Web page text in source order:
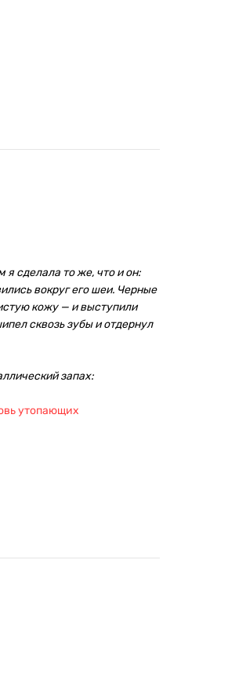
сделала то же, что и он:
вокруг его шеи. Черные
кожу — и выступили
сквозь зубы и отдернул
запах:
утопающих